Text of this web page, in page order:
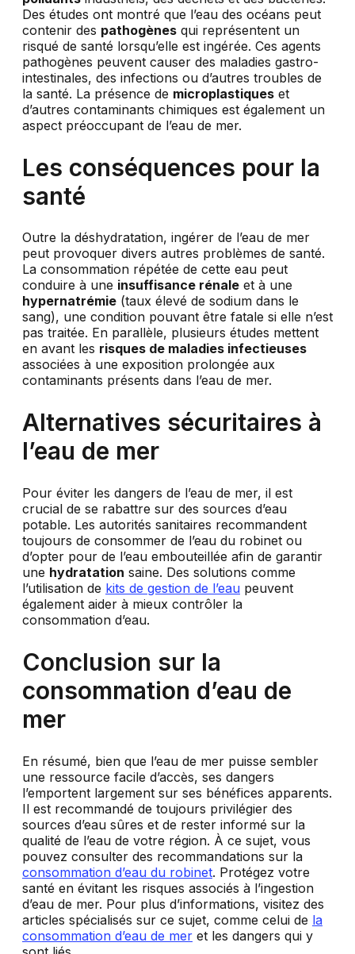
Des études ont montré que l’eau des océans peut
contenir des pathogènes qui représentent un
risqué de santé lorsqu’elle est ingérée. Ces agents
pathogènes peuvent causer des maladies gastro-
intestinales, des infections ou d’autres troubles de
la santé. La présence de microplastiques et
d’autres contaminants chimiques est également un
aspect préoccupant de l’eau de mer.
Les conséquences pour la
santé
Outre la déshydratation, ingérer de l’eau de mer
peut provoquer divers autres problèmes de santé.
La consommation répétée de cette eau peut
conduire à une insuffisance rénale et à une
hypernatrémie (taux élevé de sodium dans le
sang), une condition pouvant être fatale si elle n’est
pas traitée. En parallèle, plusieurs études mettent
en avant les risques de maladies infectieuses
associées à une exposition prolongée aux
contaminants présents dans l’eau de mer.
Alternatives sécuritaires à
l’eau de mer
Pour éviter les dangers de l’eau de mer, il est
crucial de se rabattre sur des sources d’eau
potable. Les autorités sanitaires recommandent
toujours de consommer de l’eau du robinet ou
d’opter pour de l’eau embouteillée afin de garantir
une hydratation saine. Des solutions comme
l’utilisation de kits de gestion de l’eau peuvent
également aider à mieux contrôler la
consommation d’eau.
Conclusion sur la
consommation d’eau de
mer
En résumé, bien que l’eau de mer puisse sembler
une ressource facile d’accès, ses dangers
l’emportent largement sur ses bénéfices apparents.
Il est recommandé de toujours privilégier des
sources d’eau sûres et de rester informé sur la
qualité de l’eau de votre région. À ce sujet, vous
pouvez consulter des recommandations sur la
consommation d’eau du robinet. Protégez votre
santé en évitant les risques associés à l’ingestion
d’eau de mer. Pour plus d’informations, visitez des
articles spécialisés sur ce sujet, comme celui de la
consommation d’eau de mer et les dangers qui y